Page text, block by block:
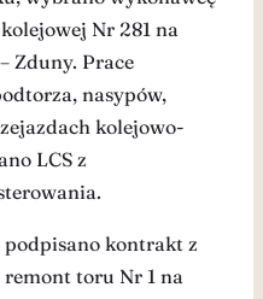
Nr 281 na
Zduny. Prace
nasypów,
kolejowo-
LCS z
kontrakt z
toru Nr 1 na